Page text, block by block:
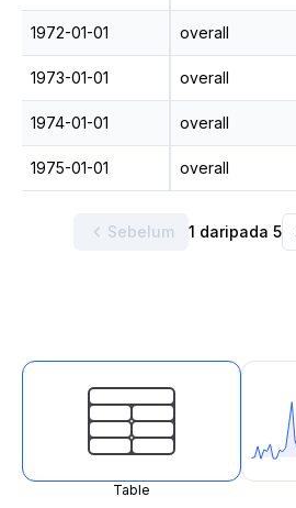
1972-01-01 overall
1973-01-01 overall
1974-01-01 overall
1975-01-01 overall
Sebelum 1 daripada 5
Table